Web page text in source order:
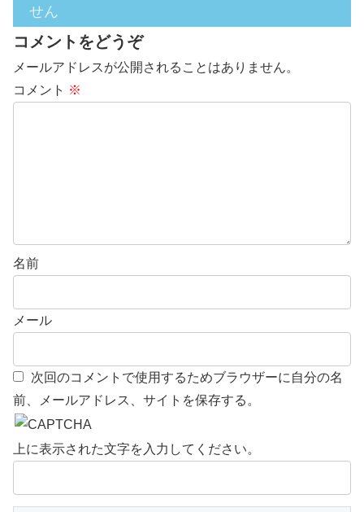
せん
コメントをどうぞ
メールアドレスが公開されることはありません。
コメント ※
名前
メール
次回のコメントで使用するためブラウザーに自分の名
前、メールアドレス、サイトを保存する。
上に表示された文字を入力してください。